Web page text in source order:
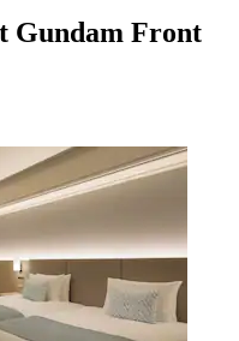
Gundam Front